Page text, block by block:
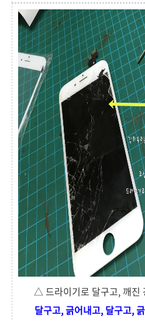
△ 드라이기로 달구고, 깨진
달구고, 긁어내고, 달구고,